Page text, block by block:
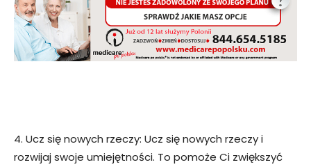
4. Ucz się nowych rzeczy: Ucz się nowych rzeczy i
rozwijaj swoje umiejętności. To pomoże Ci zwiększyć